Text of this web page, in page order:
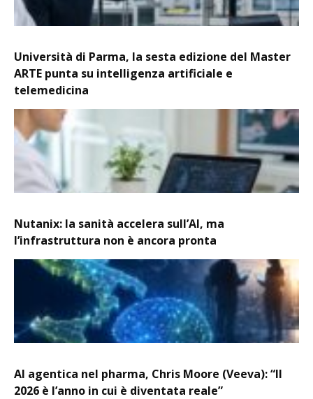
Università di Parma, la sesta edizione del Master
ARTE punta su intelligenza artificiale e
telemedicina
Nutanix: la sanità accelera sull’AI, ma
l’infrastruttura non è ancora pronta
AI agentica nel pharma, Chris Moore (Veeva): “Il
2026 è l’anno in cui è diventata reale”